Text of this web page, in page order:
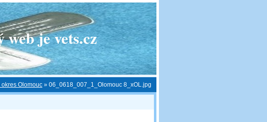
je vets.cz
Olomouc » 06_0618_007_1_Olomouc 8_xOL.jpg